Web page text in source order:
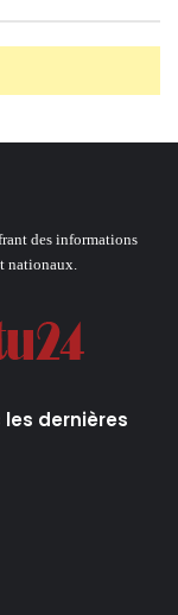
des informations
nationaux.
dernières